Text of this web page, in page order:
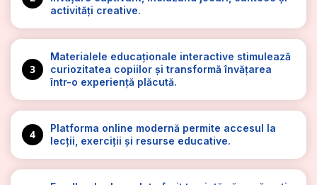
activități creative.
3
Materialele educaționale interactive stimulează
curiozitatea copiilor și transformă învățarea
într-o experiență plăcută.
4
Platforma online modernă permite accesul la
lecții, exerciții și resurse educative.